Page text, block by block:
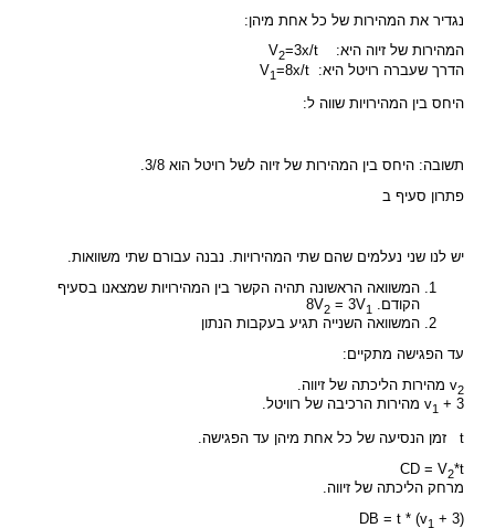
נגדיר את המהירות של כל אחת מיהן:
המהירות של זיוה היא: V
2=3x/t
הדרך שעברה רויטל היא: V
1=8x/t
היחס בין המהירויות שווה ל:
תשובה: היחס בין המהירות של זיוה לשל רויטל הוא 3/8.
פתרון סעיף ב
יש לנו שני נעלמים שהם שתי המהירויות. נבנה עבורם שתי משוואות.
המשוואה הראשונה תהיה הקשר בין המהירויות שמצאנו בסעיף
הקודם. 8V
2 = 3V1
המשוואה השנייה תגיע בעקבות הנתון
עד הפגישה מתקיים:
v2 מהירות הליכתה של זיווה.
v1 + 3 מהירות הרכיבה של רוויטל.
t זמן הנסיעה של כל אחת מיהן עד הפגישה.
CD = V2*t
מרחק הליכתה של זיווה.
DB = t * (v1 + 3)